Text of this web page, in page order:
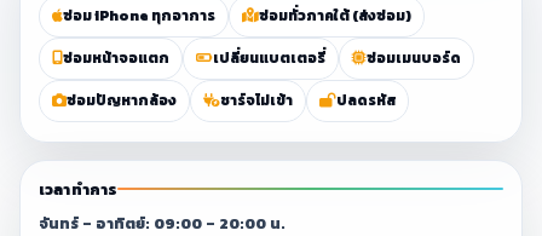
ซ่อม iPhone ทุกอาการ
ซ่อมทั่วภาคใต้ (ส่งซ่อม)
ซ่อมหน้าจอแตก
เปลี่ยนแบตเตอรี่
ซ่อมเมนบอร์ด
ซ่อมปัญหากล้อง
ชาร์จไม่เข้า ปลดรหัส
เวลาทำการ
จันทร์ – อาทิตย์: 09:00 – 20:00 น.